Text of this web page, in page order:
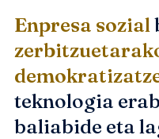
Enpresa sozial
teknologia
baliabide eta